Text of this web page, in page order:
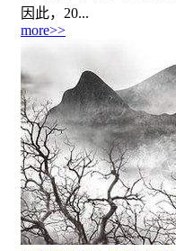
因此，20...
more>>